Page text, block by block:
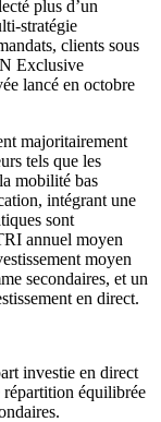
plus d’un
stratégie
clients sous
Exclusive
lancé en octobre
majoritairement
tels que les
mobilité bas
intégrant une
sont
annuel moyen
moyen
secondaires, et un
en direct.
investie en direct
équilibrée